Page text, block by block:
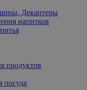
Декантеры
напитков
продуктов
посуда